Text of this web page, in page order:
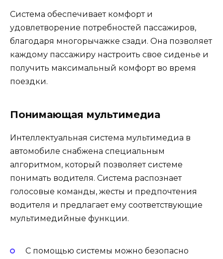
Система обеспечивает комфорт и
удовлетворение потребностей пассажиров,
благодаря многорычажке сзади. Она позволяет
каждому пассажиру настроить свое сиденье и
получить максимальный комфорт во время
поездки.
Понимающая мультимедиа
Интеллектуальная система мультимедиа в
автомобиле снабжена специальным
алгоритмом, который позволяет системе
понимать водителя. Система распознает
голосовые команды, жесты и предпочтения
водителя и предлагает ему соответствующие
мультимедийные функции.
С помощью системы можно безопасно